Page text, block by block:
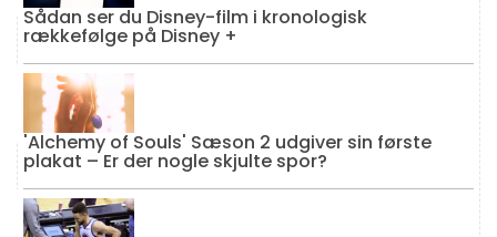
Sådan ser du Disney-film i kronologisk
rækkefølge på Disney +
'Alchemy of Souls' Sæson 2 udgiver sin første
plakat – Er der nogle skjulte spor?